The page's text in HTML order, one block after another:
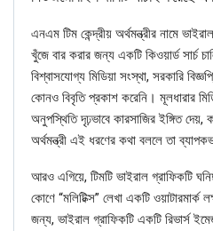
এনএম টিম কেন্দ্রীয় অর্থমন্ত্রীর নামে
খুঁজে বার করার জন্য একটি কিওয়ার্ড সার্চ
বিশ্বাসযোগ্য মিডিয়া সংস্থা, সরকারি
কোনও বিবৃতি প্রকাশ করেনি। মূলধারার
অনুপস্থিতি দৃঢ়ভাবে কারসাজির ইঙ্গিত
অর্থমন্ত্রী এই ধরণের কথা বললে তা
আরও এগিয়ে, টিমটি ভাইরাল গ্রাফিকটি
কোণে “মলিটিক্স” লেখা একটি
জন্য, ভাইরাল গ্রাফিকটি একটি রিভার্স